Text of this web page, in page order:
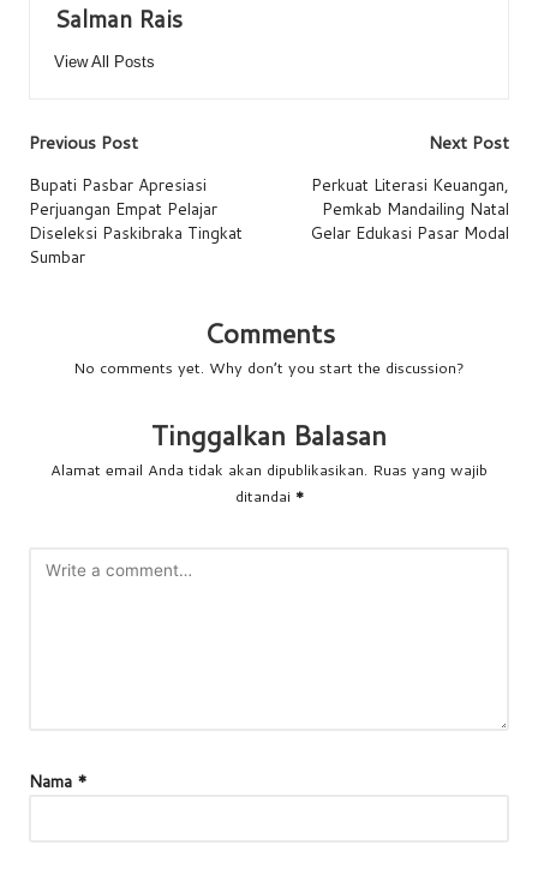
Salman Rais
View All Posts
Post
navigation
Previous Post
Bupati Pasbar Apresiasi
Perjuangan Empat Pelajar
Diseleksi Paskibraka Tingkat
Sumbar
Next Post
Perkuat Literasi Keuangan,
Pemkab Mandailing Natal
Gelar Edukasi Pasar Modal
Comments
No comments yet. Why don’t you start the discussion?
Tinggalkan Balasan
Alamat email Anda tidak akan dipublikasikan. Ruas yang wajib
ditandai *
Nama *